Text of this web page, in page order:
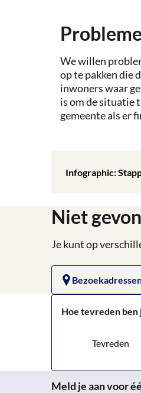
We willen
op te pakken die
inwoners waar
is om de situatie
gemeente als er
Infographic:
Download:
Stappenplan
om
bewind
te
regelen
Niet
Je kunt op
Hoe tevreden ben
Tevreden
Meld je aan voor